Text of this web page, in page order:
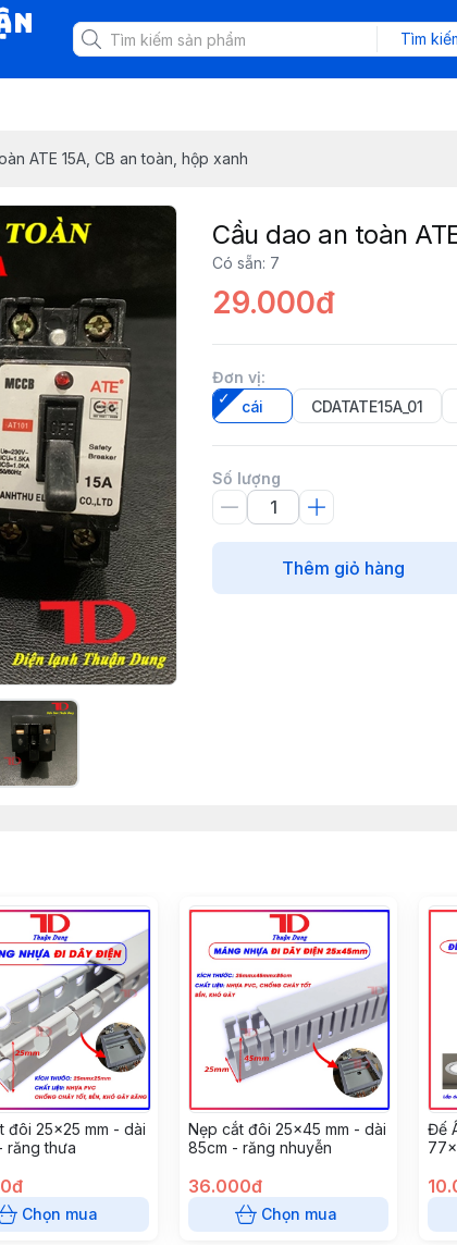
Tìm
ATE 15A, CB an toàn, hộp xanh
Cầu dao an toàn
Có sẵn: 7
29.000đ
Đơn vị:
cái
CDATATE15A_01
Số lượng
Thêm giỏ hàng
đôi 25x25 mm - dài
răng thưa
Chọn mua
Nẹp cắt đôi 25x45 mm - dài
85cm - răng nhuyễn
36.000đ
Chọn mua
Đế
(10